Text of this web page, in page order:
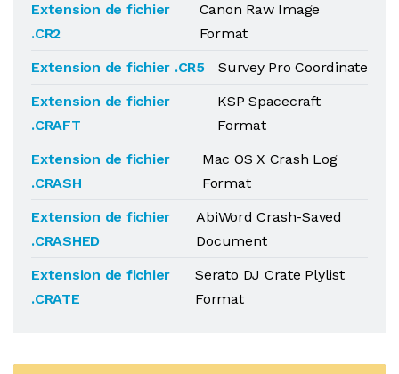
Extension de fichier
.CR2
Canon Raw Image
Format
Extension de fichier .CR5
Survey Pro Coordinate
Extension de fichier
.CRAFT
KSP Spacecraft
Format
Extension de fichier
.CRASH
Mac OS X Crash Log
Format
Extension de fichier
.CRASHED
AbiWord Crash-Saved
Document
Extension de fichier
.CRATE
Serato DJ Crate Plylist
Format